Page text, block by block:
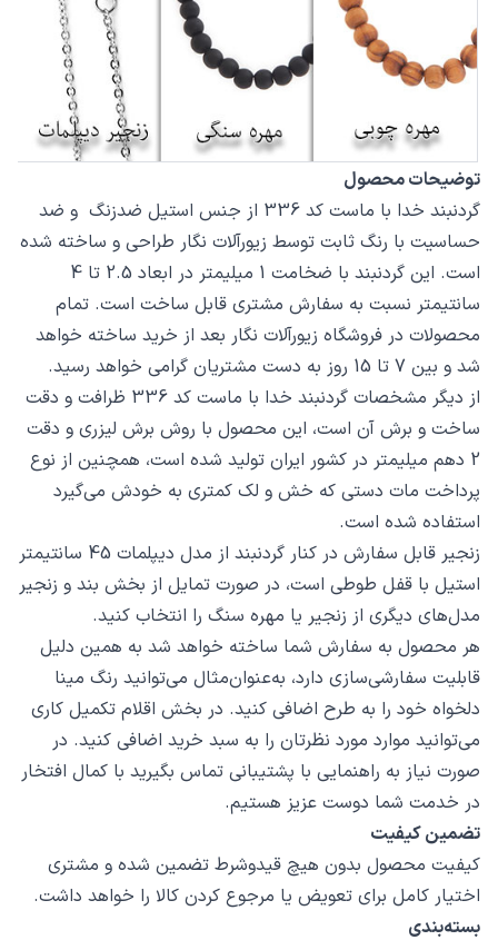
توضیحات محصول
گردنبند خدا با ماست کد 336 از جنس استیل ضدزنگ و ضد
حساسیت با رنگ ثابت توسط زیورآلات نگار طراحی و ساخته شده
است. این گردنبند با ضخامت 1 میلیمتر در ابعاد 2.5 تا 4
سانتیمتر نسبت به سفارش مشتری قابل ساخت است. تمام
محصولات در فروشگاه زیورآلات نگار بعد از خرید ساخته خواهد
شد و بین 7 تا 15 روز به دست مشتریان گرامی خواهد رسید.
از دیگر مشخصات گردنبند خدا با ماست کد 336 ظرافت و دقت
ساخت و برش آن است، این محصول با روش برش لیزری و دقت
2 دهم میلیمتر در کشور ایران تولید شده است، همچنین از نوع
پرداخت مات دستی که خش و لک کمتری به خودش می‌گیرد
استفاده شده است.
زنجیر قابل سفارش در کنار گردنبند از مدل دیپلمات 45 سانتیمتر
استیل با قفل طوطی است، در صورت تمایل از بخش بند و زنجیر
مدل‌های دیگری از زنجیر یا مهره سنگ را انتخاب کنید.
هر محصول به سفارش شما ساخته خواهد شد به همین دلیل
قابلیت سفارشی‌سازی دارد، به‌عنوان‌مثال می‌توانید رنگ مینا
دلخواه خود را به طرح اضافی کنید. در بخش اقلام تکمیل کاری
می‌توانید موارد مورد نظرتان را به سبد خرید اضافی کنید. در
صورت نیاز به راهنمایی با پشتیبانی تماس بگیرید با کمال افتخار
در خدمت شما دوست عزیز هستیم.
تضمین کیفیت
کیفیت محصول بدون هیچ قیدوشرط تضمین شده و مشتری
اختیار کامل برای تعویض یا مرجوع کردن کالا را خواهد داشت.
بسته‌بندی